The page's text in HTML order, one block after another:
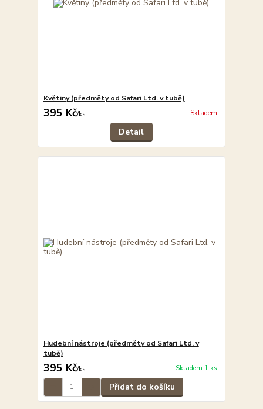
Květiny (předměty od Safari Ltd. v tubě)
395 Kč/ks Skladem
Detail
Hudební nástroje (předměty od Safari Ltd. v
tubě)
395 Kč/ks Skladem 1 ks
Přidat do košíku